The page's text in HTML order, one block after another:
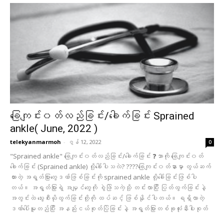
ခြေကျင်း၀တ်လည်ခြင်း/ခေါက်ခြင်း Sprained
ankle( June, 2022 )
telekyanmarmoh - ဇွန် 12, 2022 0
"Sprained ankle" ခြေကျင်း၀တ်လည်ခြင်း/ခေါက်ခြင်း ❓ဘာကို ခြေကျင်း၀တ်
ခေါက်ခြင်း (Sprained ankle) လို့ခေါ်ပါသလဲ? ????ခြေကျင်း၀တ်နားမှာ တွယ်ဆက်
ထားတဲ့ အရွတ်ပြားတွေဒဏ်ဖြစ်ခြင်းကို​ sprained ankle လို့ခေါ်ခြင်းဖြစ်ပါ
တယ်။ အရွတ်ပြားရဲ့ အမျှင်တွေကို စွဲဖြဲသကဲ့သို့ တင်းလာပြီး ပြတ်ထွက်ခြင်းနဲ့
အတွင်းထဲ သွေးစီးယိုထွက်ခြင်းတို့ကို ထပ်ဆင့် ဖြစ်နိုင်ပါတယ်။ ရရှိလာတဲ့
ဒဏ်ပေါ်မူတည်ပြီး အနည်းငယ်စုတ်ပြဲခြင်းနဲ့ အရွတ်ပြားတစ်ခုလုံးနီးပါးစုတ်